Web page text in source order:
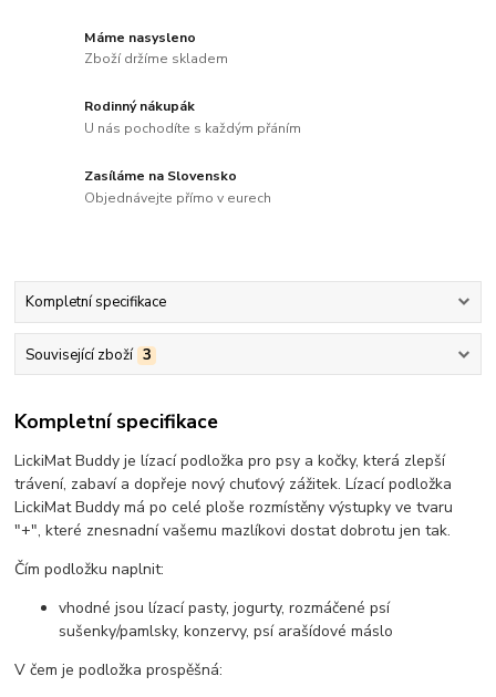
Máme nasysleno
Zboží držíme skladem
Rodinný nákupák
U nás pochodíte s každým přáním
Zasíláme na Slovensko
Objednávejte přímo v eurech
Kompletní specifikace
Související zboží 3
Kompletní specifikace
LickiMat Buddy je lízací podložka pro psy a kočky, která zlepší
trávení, zabaví a dopřeje nový chuťový zážitek. Lízací podložka
LickiMat Buddy má po celé ploše rozmístěny výstupky ve tvaru
"+", které znesnadní vašemu mazlíkovi dostat dobrotu jen tak.
Čím podložku naplnit:
vhodné jsou lízací pasty, jogurty, rozmáčené psí
sušenky/pamlsky, konzervy, psí arašídové máslo
V čem je podložka prospěšná: